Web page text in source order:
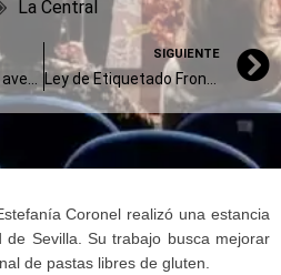
La Central
SIGUIENTE
Coronel realizó una estancia
de Sevilla. Su trabajo busca mejorar
de pastas libres de gluten.